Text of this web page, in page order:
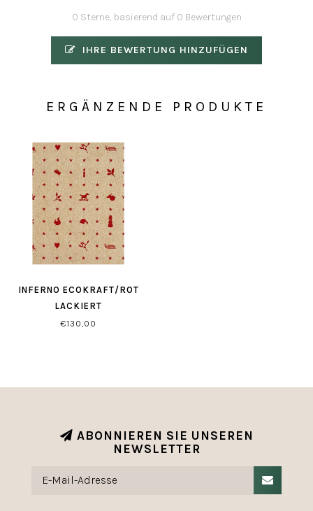
0 Sterne, basierend auf 0 Bewertungen
IHRE BEWERTUNG HINZUFÜGEN
ERGÄNZENDE PRODUKTE
INFERNO ECOKRAFT/ROT
LACKIERT
€130,00
ABONNIEREN SIE UNSEREN
NEWSLETTER